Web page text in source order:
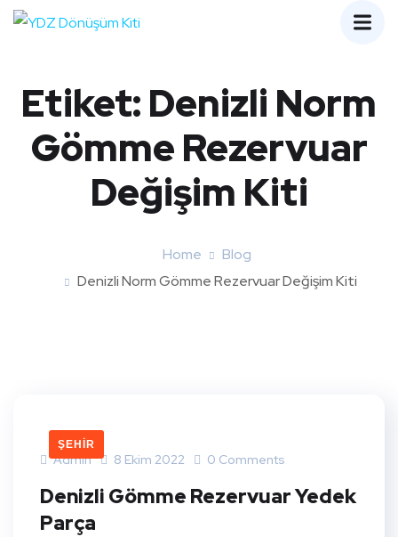
Etiket:Denizli Norm
Gömme Rezervuar
Değişim Kiti
Home
Blog
Denizli Norm Gömme Rezervuar Değişim Kiti
ŞEHIR
Admin 8 Ekim 2022 0 Comments
Denizli Gömme Rezervuar Yedek
Parça